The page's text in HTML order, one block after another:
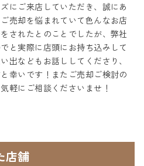
にご来店していただき、誠にあ
売却を悩まれていて色んなお店
されたとのことでしたが、弊社
と実際に店頭にお持ち込みして
出などもお話ししてくださり、
幸いです！またご売却ご検討の
軽にご相談くださいませ！
店舗